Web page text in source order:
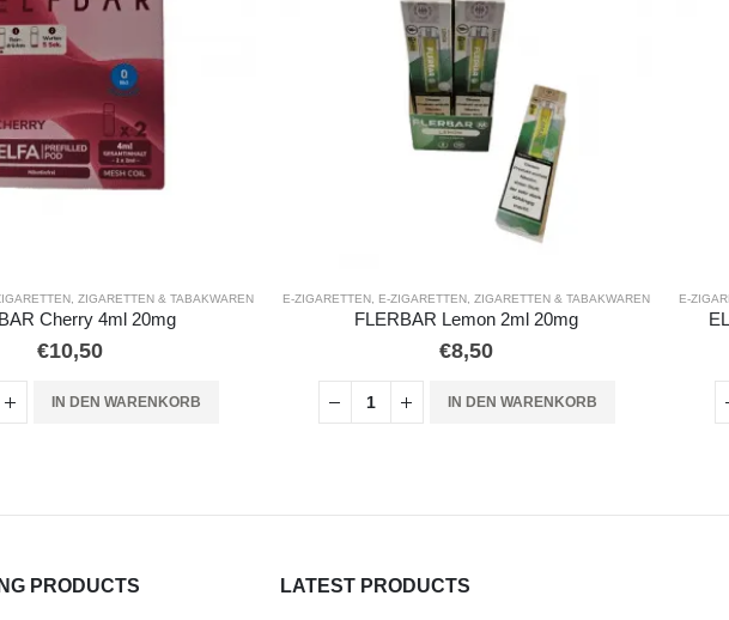
,E-ZIGARETTEN,ZIGARETTEN & TABAKWAREN
Lemon 2ml 20mg
€8,50
IN DEN WARENKORB
E-ZIGARETTEN,E-ZIGARETTEN,ZIGARETTEN & TABAKWAREN
ELFBAR Watermelon Cherry 4ml 20mg
€10,50
IN DEN WARENKORB
E-
PRODUCTS LATEST PRODUCTS